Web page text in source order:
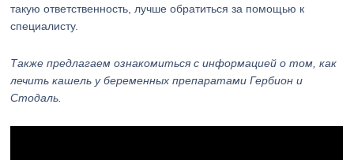
такую ответственность, лучше обратиться за помощью к
специалисту.
Также предлагаем ознакомиться с информацией о том, как
лечить кашель у беременных препаратами Гербион и
Стодаль.